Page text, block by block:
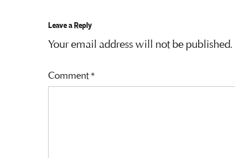
Leave a Reply
Your email address will not be published.
Comment*